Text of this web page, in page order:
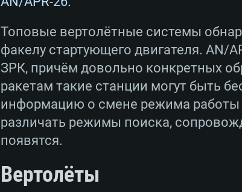
Топовые вертолётные системы
факелу стартующего двигателя. AN/
ЗРК, причём довольно конкретных
ракетам такие станции могут быть
информацию о смене режима работы
различать режимы поиска,
появятся.
Вертолёты